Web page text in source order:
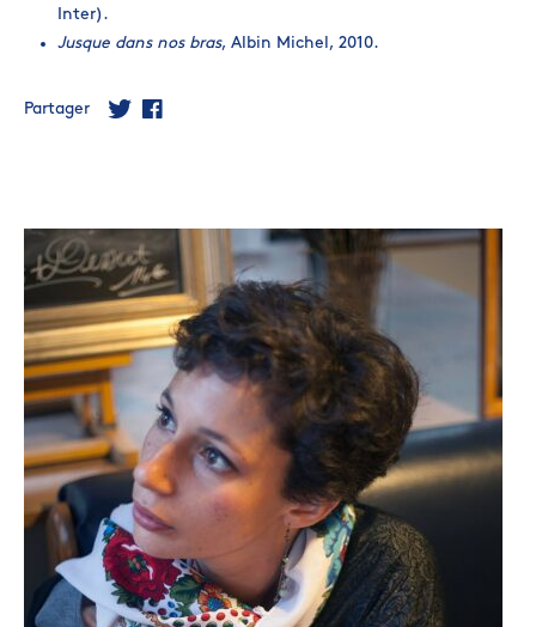
Inter).
Jusque dans nos bras, Albin Michel, 2010.
Partager